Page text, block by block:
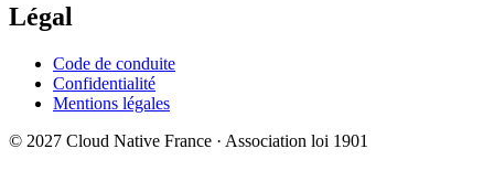
Légal
Code de conduite
Confidentialité
Mentions légales
© 2027 Cloud Native France · Association loi 1901